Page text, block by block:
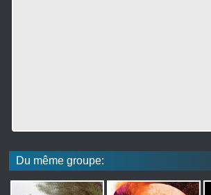
Du même groupe: